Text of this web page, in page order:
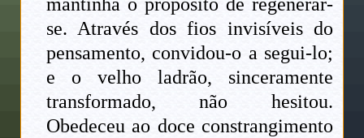
se. Através dos fios invisíveis do
pensamento, convidou-o a segui-lo;
e o velho ladrão, sinceramente
transformado, não hesitou.
Obedeceu ao doce constrangimento